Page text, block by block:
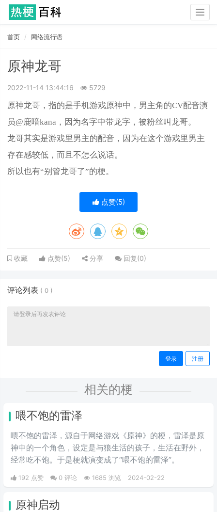
首页 网络流行语
原神龙哥
2022-11-14 13:44:16 5729
原神龙哥，指的是手机游戏原神中，男主角的CV配音演
员@鹿喑kana，因为名字中带龙字，被粉丝叫龙哥。
龙哥其实是游戏里男主的配音，因为在这个游戏里男主
存在感较低，而且不怎么说话。
所以也有“别管龙哥了”的梗。
点赞(5)
收藏 点赞(5) 分享 回复(0)
评论列表 ( 0 )
登录 注册
相关的梗
喂不饱的雷泽
喂不饱的雷泽，源自于网络游戏《原神》的梗，雷泽是原
神中的一个角色，设定是与狼生活的孩子，生活在野外，
经常吃不饱。于是梗就演变成了“喂不饱的雷泽”。
192 点赞 0 评论 1685 浏览 2024-02-22
原神启动